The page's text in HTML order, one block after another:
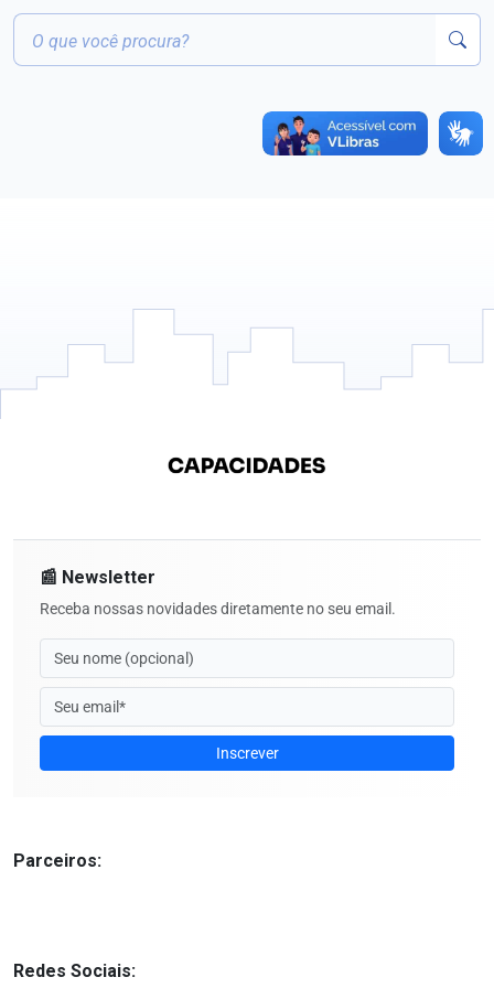
📰 Newsletter
Receba nossas novidades diretamente no seu email.
Inscrever
Parceiros:
Redes Sociais: